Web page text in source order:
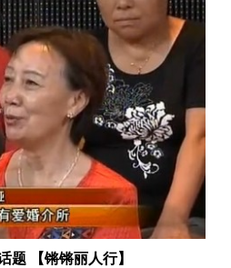
题 【锵锵丽人行】